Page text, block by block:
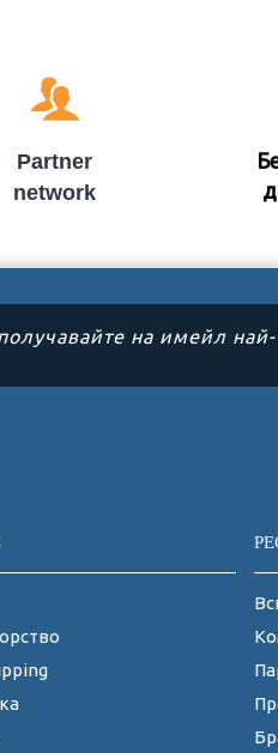
Partner
network
на имейл най-